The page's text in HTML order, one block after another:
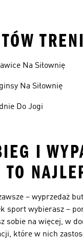
Na Siłownię
Na Siłownię
Do Jogi
I
TO
– wyprzedaż
sport wybierasz –
sobie na więcej, w
które w nich